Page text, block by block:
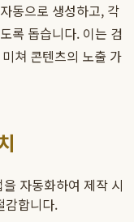
동으로 생성하고, 각
록 돕습니다. 이는 검
쳐 콘텐츠의 노출 가
자동화하여 제작 시
감합니다.